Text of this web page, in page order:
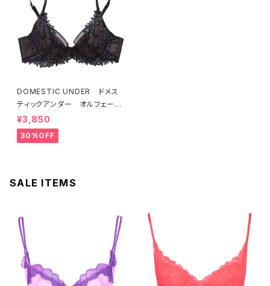
DOMESTIC UNDER ドメス
ティックアンダー オルフェーヴ
ル ブラジャー（ブラック）D225
4 送料無料
¥3,850
30%OFF
SALE ITEMS